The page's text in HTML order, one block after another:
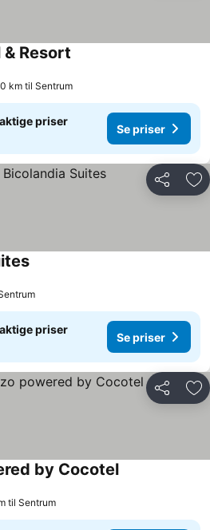
Resort
km til Sentrum
priser
Se priser
Del
priser
Se priser
Del
by Cocotel
til Sentrum